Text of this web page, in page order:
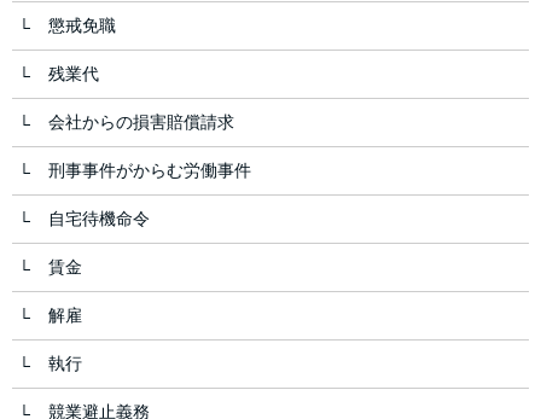
懲戒免職
残業代
会社からの損害賠償請求
刑事事件がからむ労働事件
自宅待機命令
賃金
解雇
執行
競業避止義務